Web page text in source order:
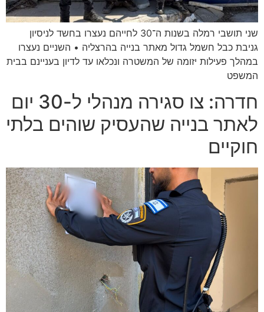
שני תושבי רמלה בשנות ה־30 לחייהם נעצרו בחשד לניסיון
גניבת כבל חשמל גדול מאתר בנייה בהרצליה • השניים נעצרו
במהלך פעילות יזומה של המשטרה ונכלאו עד לדיון בעניינם בבית
המשפט
חדרה: צו סגירה מנהלי ל-30 יום
לאתר בנייה שהעסיק שוהים בלתי
חוקיים